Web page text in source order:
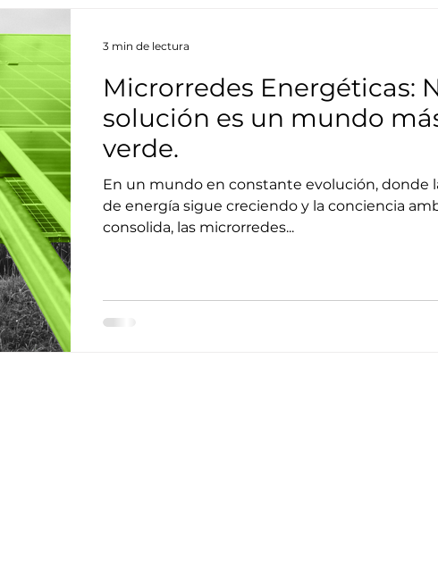
Microrredes Energéticas:
solución es un mundo
verde.
En un mundo en constante evolución, donde
de energía sigue creciendo y la conciencia
consolida, las microrredes...
3 min de lectura